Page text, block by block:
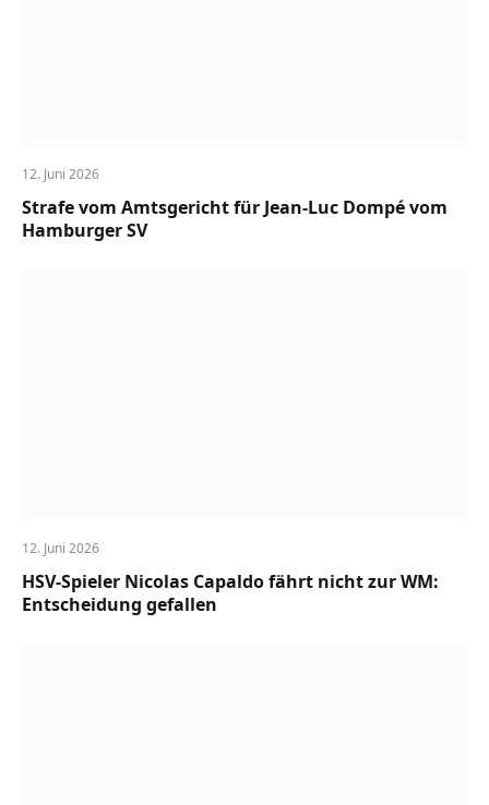
12. Juni 2026
Strafe vom Amtsgericht für Jean-Luc Dompé vom
Hamburger SV
12. Juni 2026
HSV-Spieler Nicolas Capaldo fährt nicht zur WM:
Entscheidung gefallen